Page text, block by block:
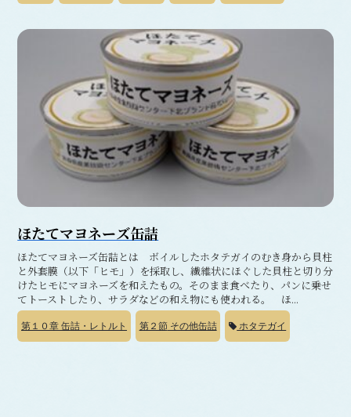
ほたてマヨネーズ缶詰
ほたてマヨネーズ缶詰とは ボイルしたホタテガイのむき身から貝柱
と外套膜（以下「ヒモ」）を採取し、繊維状にほぐした貝柱と切り分
けたヒモにマヨネーズを和えたもの。そのまま食べたり、パンに乗せ
てトーストしたり、サラダなどの和え物にも使われる。 ほ...
第１０章 缶詰・レトルト 第２節その他缶詰 ホタテガイ